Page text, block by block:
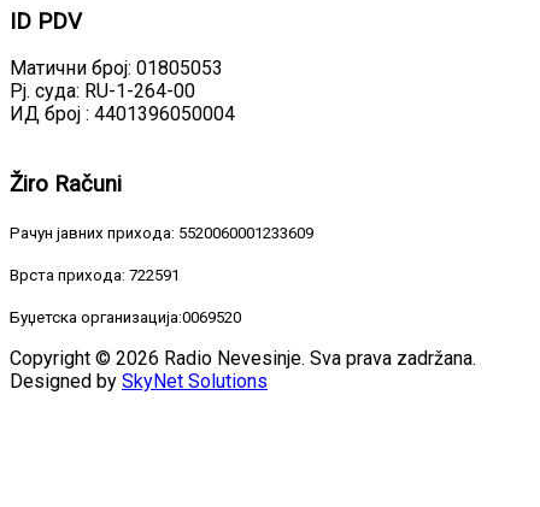
ID PDV
Матични број: 01805053
Рј. суда: RU-1-264-00
ИД број : 4401396050004
Žiro Računi
Рачун јавних прихода: 5520060001233609
Врста прихода: 722591
Буџетска организација:0069520
Copyright © 2026 Radio Nevesinje. Sva prava zadržana.
Designed by SkyNet Solutions